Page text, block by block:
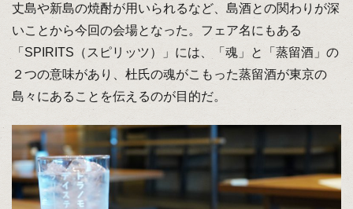
丈島や新島の焼酎が用いられるなど、島酒との関わりが深
いことから今回の会場となった。フェア名にもある
「SPIRITS（スピリッツ）」には、「魂」と「蒸留酒」の
２つの意味があり、杜氏の魂がこもった蒸留酒が東京の
島々にあることを伝えるのが目的だ。